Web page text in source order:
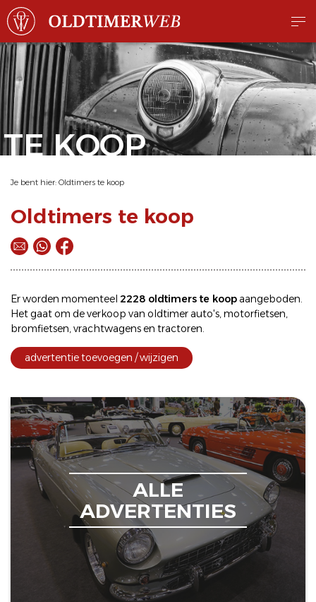
TE KOOP
Je bent hier: Oldtimers te koop
Oldtimers te koop
Er worden momenteel 2228 oldtimers te koopaangeboden.
Het gaat om deverkoop van oldtimerauto's,motorfietsen,
bromfietsen,vrachtwagens en tractoren.
advertentie toevoegen / wijzigen
ALLE
ADVERTENTIES